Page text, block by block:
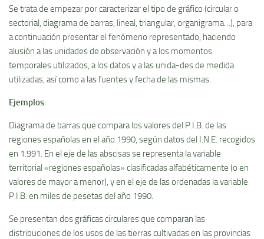
Se trata de empezar por caracterizar el tipo de gráfico (circular o
sectorial, diagrama de barras, lineal, triangular, organigrama…), para
a continuación presentar el fenómeno representado, haciendo
alusión a las unidades de observación y a los momentos
temporales utilizados, a los datos y a las unida-des de medida
utilizadas, así­ como a las fuentes y fecha de las mismas.
Ejemplos:
Diagrama de barras que compara los valores del P.I.B. de las
regiones españolas en el año 1990, según datos del I.N.E. recogidos
en 1.991. En el eje de las abscisas se representa la variable
territorial «regiones españolas» clasificadas alfabéticamente (o en
valores de mayor a menor), y en el eje de las ordenadas la variable
P.I.B. en miles de pesetas del año 1990.
Se presentan dos gráficas circulares que comparan las
distribuciones de los usos de las tierras cultivadas en las provincias